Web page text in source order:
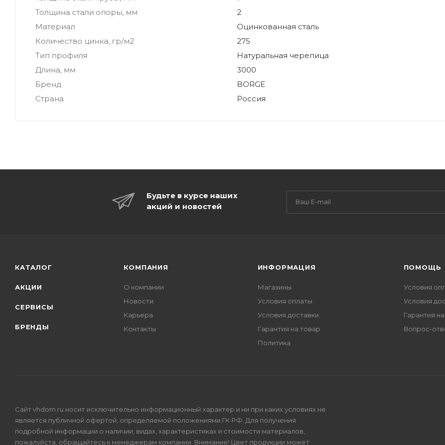
Толщина стали опоры, мм
2
Материал
Оцинкованная сталь
Количество цинка, гр/м2
275
Тип профиля
Натуральная черепица
Длина, мм
3000
Бренд
BORGE
Страна
Россия
Будьте в курсе наших
акций и новостей
КАТАЛОГ
АКЦИИ
СЕРВИСЫ
БРЕНДЫ
КОМПАНИЯ
О компании
Новости
Карьера
Контакты
ИНФОРМАЦИЯ
Магазины
Условия оплаты
Условия доставки
Гарантия на товар
Политика
ПОМОЩЬ
Условия
Условия
Гарантия
Вопрос-
Сайт vhdom.ru носит исключительно информационный характер и ни при каких условиях не
является публичной офертой, определяемой положениями ГК РФ. Для получения
подробной информации о наличии, видах, характеристиках и стоимости материалов,
пожалуйста, обращайтесь к менеджерам компании. Внимание! Цвет продукции может